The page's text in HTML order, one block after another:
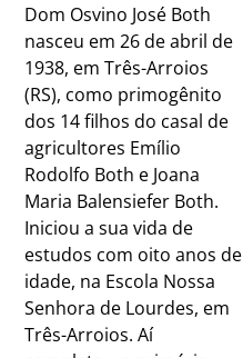
Dom Osvino José Both
nasceu em 26 de abril de
1938, em Três-Arroios
(RS), como primogênito
dos 14 filhos do casal de
agricultores Emílio
Rodolfo Both e Joana
Maria Balensiefer Both.
Iniciou a sua vida de
estudos com oito anos de
idade, na Escola Nossa
Senhora de Lourdes, em
Três-Arroios. Aí